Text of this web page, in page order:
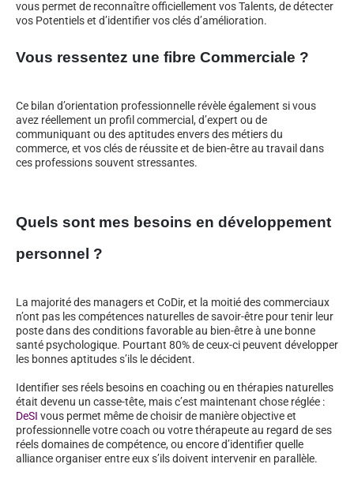
vous permet de reconnaître officiellement vos Talents, de détecter
vos Potentiels et d’identifier vos clés d’amélioration.
Vous ressentez une fibre Commerciale ?
Ce bilan d’orientation professionnelle révèle également si vous
avez réellement un profil commercial, d’expert ou de
communiquant ou des aptitudes envers des métiers du
commerce, et vos clés de réussite et de bien-être au travail dans
ces professions souvent stressantes.
Quels sont mes besoins en développement
personnel ?
La majorité des managers et CoDir, et la moitié des commerciaux
n’ont pas les compétences naturelles de savoir-être pour tenir leur
poste dans des conditions favorable au bien-être à une bonne
santé psychologique. Pourtant 80% de ceux-ci peuvent développer
les bonnes aptitudes s’ils le décident.
Identifier ses réels besoins en coaching ou en thérapies naturelles
était devenu un casse-tête, mais c’est maintenant chose réglée :
DeSI vous permet même de choisir de manière objective et
professionnelle votre coach ou votre thérapeute au regard de ses
réels domaines de compétence, ou encore d’identifier quelle
alliance organiser entre eux s’ils doivent intervenir en parallèle.